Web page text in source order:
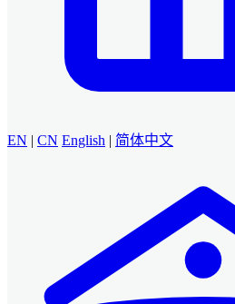
EN | CN English | 简体中文